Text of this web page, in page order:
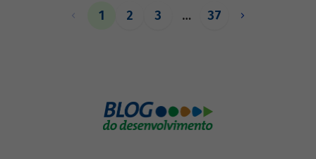
1 2 3 … 37